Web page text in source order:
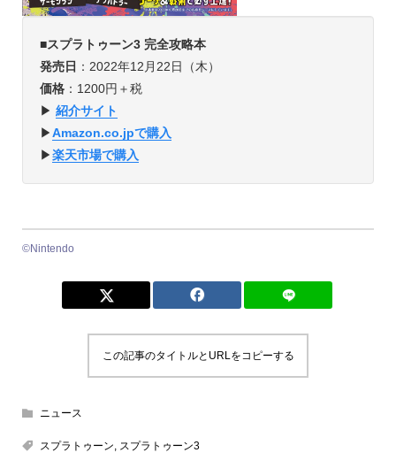
■スプラトゥーン3 完全攻略本
発売日 ：2022年12月22日（木）
価格：1200円＋税
▶ 紹介サイト
▶︎Amazon.co.jpで購入
▶︎楽天市場で購入
©︎Nintendo
この記事のタイトルとURLをコピーする
ニュース
スプラトゥーン, スプラトゥーン3